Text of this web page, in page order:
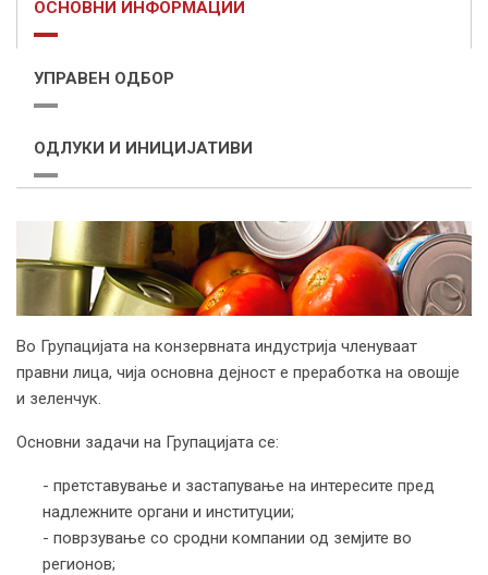
ОСНОВНИ ИНФОРМАЦИИ
УПРАВЕН ОДБОР
ОДЛУКИ И ИНИЦИЈАТИВИ
Во Групацијата на конзервната индустрија членуваат
правни лица, чија основна дејност е преработка на овошје
и зеленчук.
Основни задачи на Групацијата се:
- претставување и застапување на интересите пред
надлежните органи и институции;
- поврзување со сродни компании од земјите во
регионов;